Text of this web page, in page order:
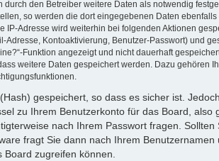
den Betreiber weitere Daten als notwendig
so werden die dort eingegebenen Daten
IP-Adresse wird weiterhin bei folgenden Aktionen
Kontoaktivierung, Benutzer-Passwort) und
Funktion angezeigt und nicht dauerhaft
weitere Daten gespeichert werden. Dazu gehören
gespeichert, so dass es sicher ist.
zu Ihrem Benutzerkonto für das Board,
nach Ihrem Passwort fragen.
fragt Sie dann nach Ihrem
Board zugreifen können.